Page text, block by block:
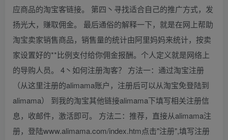
应商品的淘宝客链接。 第四丶寻找适合自己的推广方式，发
扬光大，赚取佣金。 最后通俗的解释一下，就是在网上帮助
淘宝卖家销售商品，销售量的统计由阿里妈妈来统计，按卖
家设置好的**比例支付给你佣金报酬。个人定义就是网络上
的导购人员。 4丶如何注册淘客？ 方法一：通过淘宝注册
（从这里注册的alimama账户，注册后可以从淘宝免登陆到
alimama） 到我的淘宝其他链接alimama下填写相关注册信
息，收邮件，激活即可。 方法二：推荐，直接从alimama注
册，登陆www.alimama.com/index.htm点击"注册",填写注册